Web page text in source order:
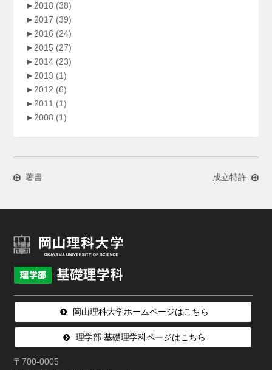
►2018 (38)
►2017 (39)
►2016 (24)
►2015 (27)
►2014 (23)
►2013 (1)
►2012 (6)
►2011 (1)
►2008 (1)
著書 成立特許
岡山理科大学ホームページはこちら
理学部 基礎理学科ページはこちら
〒700-0005